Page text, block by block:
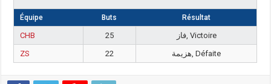
Équipe Buts Résultat
CHB 25
فاز, Victoire
ZS
22 هزيمة, Défaite